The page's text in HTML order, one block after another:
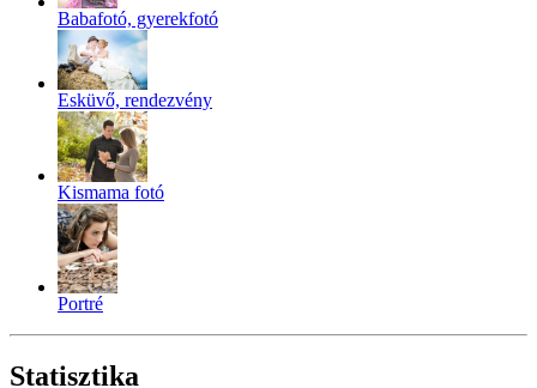
Babafotó, gyerekfotó
Esküvő, rendezvény
Kismama fotó
Portré
Statisztika